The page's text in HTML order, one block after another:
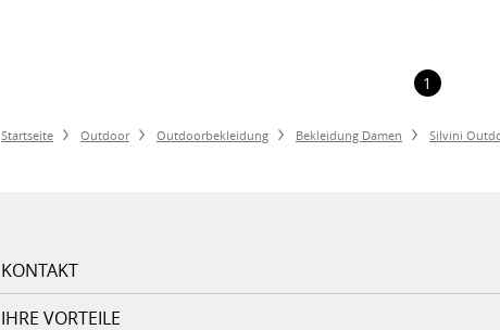
1
Startseite Outdoor Outdoorbekleidung Bekleidung Damen Silvini
KONTAKT
IHRE VORTEILE